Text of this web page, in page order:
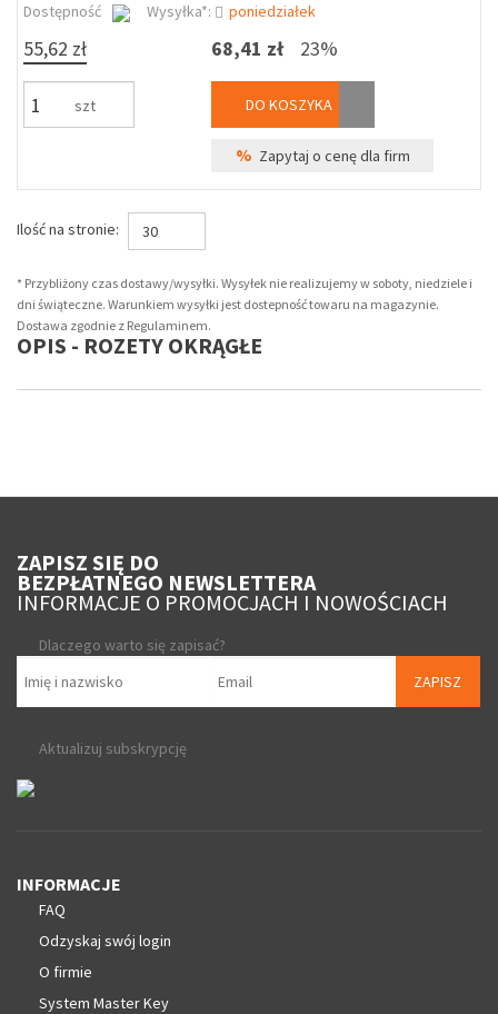
Dostępność
Wysyłka*: poniedziałek
55,62 zł
szt
68,41 zł 23%
DO KOSZYKA
% Zapytaj o cenę dla firm
Ilość na stronie: 30
* Przybliżony czas dostawy/wysyłki. Wysyłek nie realizujemy w soboty, niedziele i
dni świąteczne. Warunkiem wysyłki jest dostepność towaru na magazynie.
Dostawa zgodnie z Regulaminem.
OPIS - ROZETY OKRĄGŁE
ZAPISZ SIĘ DO
BEZPŁATNEGO NEWSLETTERA
INFORMACJE O PROMOCJACH I NOWOŚCIACH
Dlaczego warto się zapisać?
ZAPISZ
Aktualizuj subskrypcję
INFORMACJE
FAQ
Odzyskaj swój login
O firmie
System Master Key